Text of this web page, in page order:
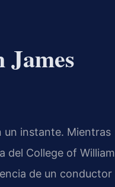
James
un instante. Mientras
del College of William
de un conductor